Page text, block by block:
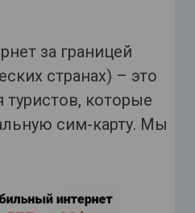
за границей
странах) – это
которые
сим-карту. Мы